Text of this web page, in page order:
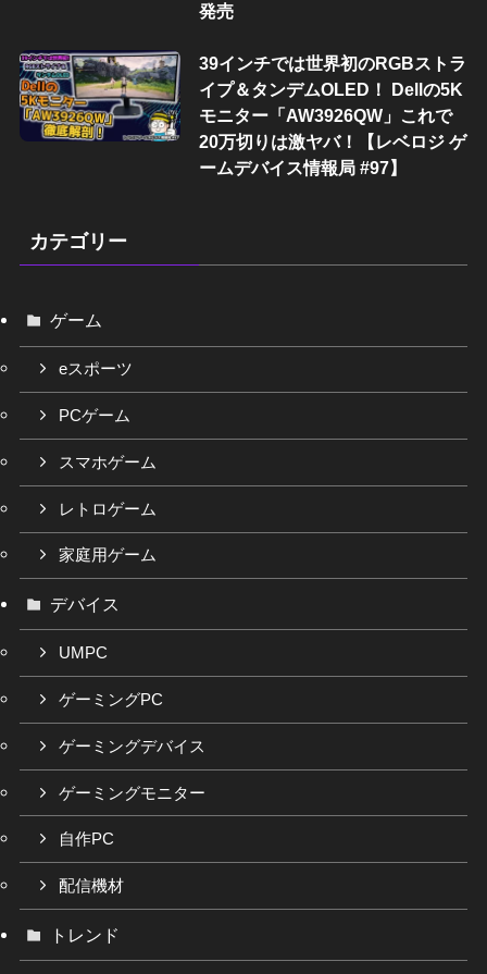
発売
39インチでは世界初のRGBストラ
イプ＆タンデムOLED！ Dellの5K
モニター「AW3926QW」これで
20万切りは激ヤバ！【レベロジ ゲ
ームデバイス情報局 #97】
カテゴリー
ゲーム
eスポーツ
PCゲーム
スマホゲーム
レトロゲーム
家庭用ゲーム
デバイス
UMPC
ゲーミングPC
ゲーミングデバイス
ゲーミングモニター
自作PC
配信機材
トレンド